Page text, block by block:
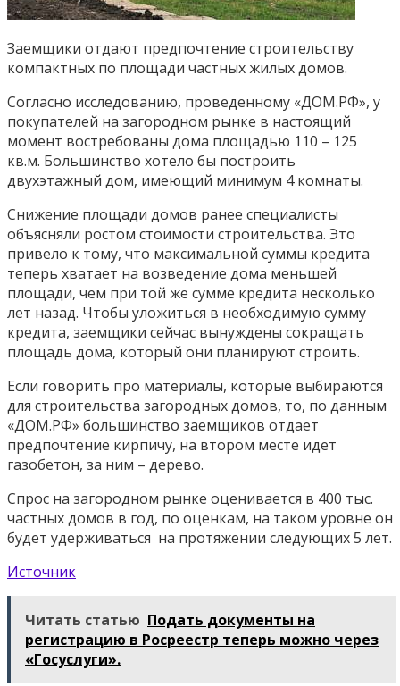
Заемщики отдают предпочтение строительству
компактных по площади частных жилых домов.
Согласно исследованию, проведенному «ДОМ.РФ», у
покупателей на загородном рынке в настоящий
момент востребованы дома площадью 110 – 125
кв.м. Большинство хотело бы построить
двухэтажный дом, имеющий минимум 4 комнаты.
Снижение площади домов ранее специалисты
объясняли ростом стоимости строительства. Это
привело к тому, что максимальной суммы кредита
теперь хватает на возведение дома меньшей
площади, чем при той же сумме кредита несколько
лет назад. Чтобы уложиться в необходимую сумму
кредита, заемщики сейчас вынуждены сокращать
площадь дома, который они планируют строить.
Если говорить про материалы, которые выбираются
для строительства загородных домов, то, по данным
«ДОМ.РФ» большинство заемщиков отдает
предпочтение кирпичу, на втором месте идет
газобетон, за ним – дерево.
Спрос на загородном рынке оценивается в 400 тыс.
частных домов в год, по оценкам, на таком уровне он
будет удерживаться на протяжении следующих 5 лет.
Источник
Читать статью Подать документы на
регистрацию в Росреестр теперь можно через
«Госуслуги».